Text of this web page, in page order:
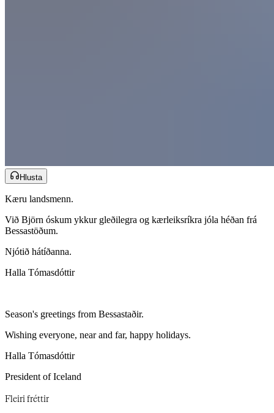
Hlusta
Kæru landsmenn.​​​​‌ ‍ ​‍​‍‌‍ ‌ ​‍‌‍‍‌‌‍‌ ‌‍‍‌‌‍ ‍​‍​‍​ ‍‍​‍​‍‌ ​ ‌‍​‌‌‍ ‍‌‍‍‌‌ ‌​‌ ‍‌​‍ ‍‌‍‍‌‌‍ ​‍​‍​‍ ​​‍​‍‌‍‍​‌ ​‍‌‍‌‌‌‍‌‍​‍​‍​ ‍‍​‍​‍‌‍‍​‌ ‌​‌ ‌​‌ ​​‌ ​ ​‍ ​‍ ‌‍‌‍‌‍ ‌ ​‍‌ ​ ‌‍‌‌‌ ‌​‌‍‍‌​‍ ‌‌‍‍‌‌ ​ ‌‍ ​‌‍​‌‌‍ ‍‌‍‌​‌ ​ ​‍ ‍‌ ‌‍‌‍‌‌‌ ​‍‌‍​ ‌‍‌‌‌‍ ​​‍ ‍‌‍​‌‌ ​​‌ ​​​‍ ‌ ​ ‌ ‌​‌ ‌‌‌‍‌​‌‍‍‌‌‍ ​‍ ‌‍‍‌‌‍ ‍‌ ‌​‌‍‌‌‌‍ ‍‌ ‌​​‍ ‌‍‌‌‌‍‌​‌‍‍‌‌ ‌​​‍ ‌‍ ‌‌‍ ‌‍‌​‌‍‌‌​ ‌‌ ​​‌ ​‍‌‍‌‌‌ ​ ‌‍‌‌‌‍ ‍‌ ‌​‌‍​‌‌ ‌​‌‍‍‌‌‍ ‌‍ ‍​ ‍ ‌‍‍‌‌‍‌​​ ‌‌‍‍​‌ ‌ ‌​ ‍‌ ​​‌​​‌‌‌‍‍‌ ‌ ‌‍‍‍‌‍‍​‌‍‌​‌‌‌‌‌‍‌‍‌‍‍‍‌‍ ‌‌ ‌‍‌​‍‍‌​ ‌‌‌‍‌‌‍‌‌‌​‍ ‌‍‌ ​ ​​​ ‍ ‌ ‌​‌ ‍‌‌ ​​‌‍‌‌​ ‌‌‍ ‍‌‍‌‌‌ ‌ ‌ ​ ​ ‍ ‌ ​​‌‍​‌‌ ‌​‌‍‍​​ ‌‌ ​​‌‍​‌‌‍‌ ‌‍‌‌‌​​‍‌ ‌‌‌‍‍‌‌‍ ​‌‍‌​‌‍‌‌‌ ​‍​‍‌‌​ ‌‌‌​​‍‌‌ ‌‍‍ ‌‍‌‌‌ ‍‌​‍‌‌​ ​ ‌​‌​​‍‌‌​ ​ ‌​‌​​‍‌‌​ ​‍​ ​‍‌ ​‍‌‍‍‌‌‍​ ‌‍‍​‌ ‌​‌‍‌‌‌ ‍​‌ ‌​​‍ ‌‌‍‍​​ ‍​‌‍​‍​ ‌‌​ ‍‌​ ‌​‌‍​‌‌‍‌‌‌‍‌‌​‍‌‌​ ​‍​ ​‍​‍‌‌​ ‌‌‌​‌​​‍ ‍‌‍​ ‌‍ ‌‍ ‍‌ ‌​‌‍‌‌‌‍ ‍‌ ‌​​‍‌‌​ ‌‌‌​​‍‌‌ ‌‍‍ ‌‍‌‌‌ ‍‌​‍‌‌​ ​ ‌​‌​​‍‌‌​ ​ ‌​‌​​‍‌‌​ ​‍​ ​‍‌‍​‌‌‍​‍‌‍​‍‌‍​‍‌‍‌‍‌‍​ ​ ‍‌​ ‌‌‌‍​ ​ ‍‌​ ​​​ ​‍​‍‌‌​ ​‍​ ​‍​‍‌‌​ ‌‌‌​‌​​‍ ‍‌‍​ ‌‍‍​‌‍‍‌‌‍ ​‌‍‌​‌ ​‍‌‍‌‌‌‍ ‍​‍‌‌​ ‌‌‌​​‍‌‌ ‌‍‍ ‌‍‌‌‌ ‍‌​‍‌‌​ ​ ‌​‌​​‍‌‌​ ​ ‌​‌​​‍‌‌​ ​‍​ ​‍​ ‌​​ ‌​​ ‌​​ ​‍‌‍‌‍​ ‍‌‌‍‌‌‌‍​ ​ ​‍​ ​​‌‍​‌​ ‌‍​‍‌‌​ ​‍​ ​‍​‍‌‌​ ‌‌‌​‌​​‍ ‍‌ ‌​‌‍‌‌‌ ‍​‌ ‌​​ ‌‍​‍‌‍​‌‌ ​ ‌‍‌‌‌‌‌‌‌ ​‍‌‍ ​​ ‌‌‍‍​‌ ‌​‌ ‌​‌ ​​‌ ​ ​‍‌‌​ ​‍‌​‌‍​‍‌‌​ ​‍‌​‌‍‌‍‌‍‌‍ ‌ ​‍‌ ​ ‌‍‌‌‌ ‌​‌‍‍‌​‍ ‌‌‍‍‌‌ ​ ‌‍ ​‌‍​‌‌‍ ‍‌‍‌​‌ ​ ​‍ ‍‌ ‌‍‌‍‌‌‌ ​‍‌‍​ ‌‍‌‌‌‍ ​​‍ ‍‌‍​‌‌ ​​‌ ​​​‍‌‌​ ​‍‌​‌‍‌ ​ ‌ ‌​‌ ‌‌‌‍‌​‌‍‍‌‌‍ ​‍‌‍‌‍‍‌‌‍‌​​ ‌‌‍‍​‌ ‌ ‌​ ‍‌ ​​‌​​‌‌‌‍‍‌ ‌ ‌‍‍‍‌‍‍​‌‍‌​‌‌‌‌‌‍‌‍‌‍‍‍‌‍ ‌‌ ‌‍‌​‍‍‌​ ‌‌‌‍‌‌‍‌‌‌​‍ ‌‍‌ ​ ​​​‍‌‍‌ ‌​‌ ‍‌‌ ​​‌‍‌‌​ ‌‌‍ ‍‌‍‌‌‌ ‌ ‌ ​ ​‍‌‍‌ ​​‌‍​‌‌ ‌​‌‍‍​​ ‌‌ ​​‌‍​‌‌‍‌ ‌‍‌‌‌​​‍‌ ‌‌‌‍‍‌‌‍ ​‌‍‌​‌‍‌‌‌ ​‍​‍‌‌​ ‌‌‌​​‍‌‌ ‌‍‍ ‌‍‌‌‌ ‍‌​‍‌‌​ ​ ‌​‌​​‍‌‌​ ​ ‌​‌​​‍‌‌​ ​‍​ ​‍‌ ​‍‌‍‍‌‌‍​ ‌‍‍​‌ ‌​‌‍‌‌‌ ‍​‌ ‌​​‍ ‌‌‍‍​​ ‍​‌‍​‍​ ‌‌​ ‍‌​ ‌​‌‍​‌‌‍‌‌‌‍‌‌​‍‌‌​ ​‍​ ​‍​‍‌‌​ ‌‌‌​‌​​‍ ‍‌‍​ ‌‍ ‌‍ ‍‌ ‌​‌‍‌‌‌‍ ‍‌ ‌​​‍‌‌​ ‌‌‌​​‍‌‌ ‌‍‍ ‌‍‌‌‌ ‍‌​‍‌‌​ ​ ‌​‌​​‍‌‌​ ​ ‌​‌​​‍‌‌​ ​‍​ ​‍‌‍​‌‌‍​‍‌‍​‍‌‍​‍‌‍‌‍‌‍​ ​ ‍‌​ ‌‌‌‍​ ​ ‍‌​ ​​​ ​‍​‍‌‌​ ​‍​ ​‍​‍‌‌​ ‌‌‌​‌​​‍ ‍‌‍​ ‌‍‍​‌‍‍‌‌‍ ​‌‍‌​‌ ​‍‌‍‌‌‌‍ ‍​‍‌‌​ ‌‌‌​​‍‌‌ ‌‍‍ ‌‍‌‌‌ ‍‌​‍‌‌​ ​ ‌​‌​​‍‌‌​ ​ ‌​‌​​‍‌‌​ ​‍​ ​‍​ ‌​​ ‌​​ ‌​​ ​‍‌‍‌‍​ ‍‌‌‍‌‌‌‍​ ​ ​‍​ ​​‌‍​‌​ ‌‍​‍‌‌​ ​‍​ ​‍​‍‌‌​ ‌‌‌​‌​​‍ ‍‌ ‌​‌‍‌‌‌ ‍​‌ ‌​​‍‌‍‌ ​​‌‍‌‌‌ ​‍‌ ​ ‌ ​​‌‍‌‌‌‍​ ‌ ‌​‌‍‍‌‌ ‌‍‌‍‌‌​ ‌‌ ​​‌ ‌‌‌‍​‍‌‍ ​‌‍‍‌‌ ​ ‌‍‍​‌‍‌‌‌‍‌​​‍​‍‌ ‌
Við Björn óskum ykkur gleðilegra og kærleiksríkra jóla héðan frá
Bessastöðum.​​​​‌ ‍ ​‍​‍‌‍ ‌ ​‍‌‍‍‌‌‍‌ ‌‍‍‌‌‍ ‍​‍​‍​ ‍‍​‍​‍‌ ​ ‌‍​‌‌‍ ‍‌‍‍‌‌ ‌​‌ ‍‌​‍ ‍‌‍‍‌‌‍ ​‍​‍​‍ ​​‍​‍‌‍‍​‌ ​‍‌‍‌‌‌‍‌‍​‍​‍​ ‍‍​‍​‍‌‍‍​‌ ‌​‌ ‌​‌ ​​‌ ​ ​‍ ​‍ ‌‍‌‍‌‍ ‌ ​‍‌ ​ ‌‍‌‌‌ ‌​‌‍‍‌​‍ ‌‌‍‍‌‌ ​ ‌‍ ​‌‍​‌‌‍ ‍‌‍‌​‌ ​ ​‍ ‍‌ ‌‍‌‍‌‌‌ ​‍‌‍​ ‌‍‌‌‌‍ ​​‍ ‍‌‍​‌‌ ​​‌ ​​​‍ ‌ ​ ‌ ‌​‌ ‌‌‌‍‌​‌‍‍‌‌‍ ​‍ ‌‍‍‌‌‍ ‍‌ ‌​‌‍‌‌‌‍ ‍‌ ‌​​‍ ‌‍‌‌‌‍‌​‌‍‍‌‌ ‌​​‍ ‌‍ ‌‌‍ ‌‍‌​‌‍‌‌​ ‌‌ ​​‌ ​‍‌‍‌‌‌ ​ ‌‍‌‌‌‍ ‍‌ ‌​‌‍​‌‌ ‌​‌‍‍‌‌‍ ‌‍ ‍​ ‍ ‌‍‍‌‌‍‌​​ ‌‌‍‍​‌ ‌ ‌​ ‍‌ ​​‌​​‌‌‌‍‍‌ ‌ ‌‍‍‍‌‍‍​‌‍‌​‌‌‌‌‌‍‌‍‌‍‍‍‌‍ ‌‌ ‌‍‌​‍‍‌​ ‌‌‌‍‌‌‍‌‌‌​‍ ‌‍‌ ​ ​​​ ‍ ‌ ‌​‌ ‍‌‌ ​​‌‍‌‌​ ‌‌‍ ‍‌‍‌‌‌ ‌ ‌ ​ ​ ‍ ‌ ​​‌‍​‌‌ ‌​‌‍‍​​ ‌‌ ​​‌‍​‌‌‍‌ ‌‍‌‌‌​​‍‌ ‌‌‌‍‍‌‌‍ ​‌‍‌​‌‍‌‌‌ ​‍​‍‌‌​ ‌‌‌​​‍‌‌ ‌‍‍ ‌‍‌‌‌ ‍‌​‍‌‌​ ​ ‌​‌​​‍‌‌​ ​ ‌​‌​​‍‌‌​ ​‍​ ​‍‌ ​‍‌‍‍‌‌‍​ ‌‍‍​‌ ‌​‌‍‌‌‌ ‍​‌ ‌​​‍ ‌‌‍‍​​ ‍​‌‍​‍​ ‌‌​ ‍‌​ ‌​‌‍​‌‌‍‌‌‌‍‌‌​‍‌‌​ ​‍​ ​‍​‍‌‌​ ‌‌‌​‌​​‍ ‍‌‍​ ‌‍ ‌‍ ‍‌ ‌​‌‍‌‌‌‍ ‍‌ ‌​​‍‌‌​ ‌‌‌​​‍‌‌ ‌‍‍ ‌‍‌‌‌ ‍‌​‍‌‌​ ​ ‌​‌​​‍‌‌​ ​ ‌​‌​​‍‌‌​ ​‍​ ​‍‌‍​‌​ ​​​ ‍​​ ‍​​ ‍‌‌‍​‌​ ​‌​ ‌‍‌‍​‍​ ‌​​ ​​​ ‍‌​‍‌‌​ ​‍​ ​‍​‍‌‌​ ‌‌‌​‌​​‍ ‍‌‍​ ‌‍‍​‌‍‍‌‌‍ ​‌‍‌​‌ ​‍‌‍‌‌‌‍ ‍​‍‌‌​ ‌‌‌​​‍‌‌ ‌‍‍ ‌‍‌‌‌ ‍‌​‍‌‌​ ​ ‌​‌​​‍‌‌​ ​ ‌​‌​​‍‌‌​ ​‍​ ​‍‌‍​‍​ ‌ ​ ​‌​ ‍​‌‍​‌​ ‍‌​ ​‍​ ​‌​ ‌‍​ ​​​ ​‌​ ‌​​‍‌‌​ ​‍​ ​‍​‍‌‌​ ‌‌‌​‌​​‍ ‍‌ ‌​‌‍‌‌‌ ‍​‌ ‌​​ ‌‍​‍‌‍​‌‌ ​ ‌‍‌‌‌‌‌‌‌ ​‍‌‍ ​​ ‌‌‍‍​‌ ‌​‌ ‌​‌ ​​‌ ​ ​‍‌‌​ ​‍‌​‌‍​‍‌‌​ ​‍‌​‌‍‌‍‌‍‌‍ ‌ ​‍‌ ​ ‌‍‌‌‌ ‌​‌‍‍‌​‍ ‌‌‍‍‌‌ ​ ‌‍ ​‌‍​‌‌‍ ‍‌‍‌​‌ ​ ​‍ ‍‌ ‌‍‌‍‌‌‌ ​‍‌‍​ ‌‍‌‌‌‍ ​​‍ ‍‌‍​‌‌ ​​‌ ​​​‍‌‌​ ​‍‌​‌‍‌ ​ ‌ ‌​‌ ‌‌‌‍‌​‌‍‍‌‌‍ ​‍‌‍‌‍‍‌‌‍‌​​ ‌‌‍‍​‌ ‌ ‌​ ‍‌ ​​‌​​‌‌‌‍‍‌ ‌ ‌‍‍‍‌‍‍​‌‍‌​‌‌‌‌‌‍‌‍‌‍‍‍‌‍ ‌‌ ‌‍‌​‍‍‌​ ‌‌‌‍‌‌‍‌‌‌​‍ ‌‍‌ ​ ​​​‍‌‍‌ ‌​‌ ‍‌‌ ​​‌‍‌‌​ ‌‌‍ ‍‌‍‌‌‌ ‌ ‌ ​ ​‍‌‍‌ ​​‌‍​‌‌ ‌​‌‍‍​​ ‌‌ ​​‌‍​‌‌‍‌ ‌‍‌‌‌​​‍‌ ‌‌‌‍‍‌‌‍ ​‌‍‌​‌‍‌‌‌ ​‍​‍‌‌​ ‌‌‌​​‍‌‌ ‌‍‍ ‌‍‌‌‌ ‍‌​‍‌‌​ ​ ‌​‌​​‍‌‌​ ​ ‌​‌​​‍‌‌​ ​‍​ ​‍‌ ​‍‌‍‍‌‌‍​ ‌‍‍​‌ ‌​‌‍‌‌‌ ‍​‌ ‌​​‍ ‌‌‍‍​​ ‍​‌‍​‍​ ‌‌​ ‍‌​ ‌​‌‍​‌‌‍‌‌‌‍‌‌​‍‌‌​ ​‍​ ​‍​‍‌‌​ ‌‌‌​‌​​‍ ‍‌‍​ ‌‍ ‌‍ ‍‌ ‌​‌‍‌‌‌‍ ‍‌ ‌​​‍‌‌​ ‌‌‌​​‍‌‌ ‌‍‍ ‌‍‌‌‌ ‍‌​‍‌‌​ ​ ‌​‌​​‍‌‌​ ​ ‌​‌​​‍‌‌​ ​‍​ ​‍‌‍​‌​ ​​​ ‍​​ ‍​​ ‍‌‌‍​‌​ ​‌​ ‌‍‌‍​‍​ ‌​​ ​​​ ‍‌​‍‌‌​ ​‍​ ​‍​‍‌‌​ ‌‌‌​‌​​‍ ‍‌‍​ ‌‍‍​‌‍‍‌‌‍ ​‌‍‌​‌ ​‍‌‍‌‌‌‍ ‍​‍‌‌​ ‌‌‌​​‍‌‌ ‌‍‍ ‌‍‌‌‌ ‍‌​‍‌‌​ ​ ‌​‌​​‍‌‌​ ​ ‌​‌​​‍‌‌​ ​‍​ ​‍‌‍​‍​ ‌ ​ ​‌​ ‍​‌‍​‌​ ‍‌​ ​‍​ ​‌​ ‌‍​ ​​​ ​‌​ ‌​​‍‌‌​ ​‍​ ​‍​‍‌‌​ ‌‌‌​‌​​‍ ‍‌ ‌​‌‍‌‌‌ ‍​‌ ‌​​‍‌‍‌ ​​‌‍‌‌‌ ​‍‌ ​ ‌ ​​‌‍‌‌‌‍​ ‌ ‌​‌‍‍‌‌ ‌‍‌‍‌‌​ ‌‌ ​​‌ ‌‌‌‍​‍‌‍ ​‌‍‍‌‌ ​ ‌‍‍​‌‍‌‌‌‍‌​​‍​‍‌ ‌
Njótið hátíðanna.​​​​‌ ‍ ​‍​‍‌‍ ‌ ​‍‌‍‍‌‌‍‌ ‌‍‍‌‌‍ ‍​‍​‍​ ‍‍​‍​‍‌ ​ ‌‍​‌‌‍ ‍‌‍‍‌‌ ‌​‌ ‍‌​‍ ‍‌‍‍‌‌‍ ​‍​‍​‍ ​​‍​‍‌‍‍​‌ ​‍‌‍‌‌‌‍‌‍​‍​‍​ ‍‍​‍​‍‌‍‍​‌ ‌​‌ ‌​‌ ​​‌ ​ ​‍ ​‍ ‌‍‌‍‌‍ ‌ ​‍‌ ​ ‌‍‌‌‌ ‌​‌‍‍‌​‍ ‌‌‍‍‌‌ ​ ‌‍ ​‌‍​‌‌‍ ‍‌‍‌​‌ ​ ​‍ ‍‌ ‌‍‌‍‌‌‌ ​‍‌‍​ ‌‍‌‌‌‍ ​​‍ ‍‌‍​‌‌ ​​‌ ​​​‍ ‌ ​ ‌ ‌​‌ ‌‌‌‍‌​‌‍‍‌‌‍ ​‍ ‌‍‍‌‌‍ ‍‌ ‌​‌‍‌‌‌‍ ‍‌ ‌​​‍ ‌‍‌‌‌‍‌​‌‍‍‌‌ ‌​​‍ ‌‍ ‌‌‍ ‌‍‌​‌‍‌‌​ ‌‌ ​​‌ ​‍‌‍‌‌‌ ​ ‌‍‌‌‌‍ ‍‌ ‌​‌‍​‌‌ ‌​‌‍‍‌‌‍ ‌‍ ‍​ ‍ ‌‍‍‌‌‍‌​​ ‌‌‍‍​‌ ‌ ‌​ ‍‌ ​​‌​​‌‌‌‍‍‌ ‌ ‌‍‍‍‌‍‍​‌‍‌​‌‌‌‌‌‍‌‍‌‍‍‍‌‍ ‌‌ ‌‍‌​‍‍‌​ ‌‌‌‍‌‌‍‌‌‌​‍ ‌‍‌ ​ ​​​ ‍ ‌ ‌​‌ ‍‌‌ ​​‌‍‌‌​ ‌‌‍ ‍‌‍‌‌‌ ‌ ‌ ​ ​ ‍ ‌ ​​‌‍​‌‌ ‌​‌‍‍​​ ‌‌ ​​‌‍​‌‌‍‌ ‌‍‌‌‌​​‍‌ ‌‌‌‍‍‌‌‍ ​‌‍‌​‌‍‌‌‌ ​‍​‍‌‌​ ‌‌‌​​‍‌‌ ‌‍‍ ‌‍‌‌‌ ‍‌​‍‌‌​ ​ ‌​‌​​‍‌‌​ ​ ‌​‌​​‍‌‌​ ​‍​ ​‍‌ ​‍‌‍‍‌‌‍​ ‌‍‍​‌ ‌​‌‍‌‌‌ ‍​‌ ‌​​‍ ‌‌‍‍​​ ‍​‌‍​‍​ ‌‌​ ‍‌​ ‌​‌‍​‌‌‍‌‌‌‍‌‌​‍‌‌​ ​‍​ ​‍​‍‌‌​ ‌‌‌​‌​​‍ ‍‌‍​ ‌‍ ‌‍ ‍‌ ‌​‌‍‌‌‌‍ ‍‌ ‌​​‍‌‌​ ‌‌‌​​‍‌‌ ‌‍‍ ‌‍‌‌‌ ‍‌​‍‌‌​ ​ ‌​‌​​‍‌‌​ ​ ‌​‌​​‍‌‌​ ​‍​ ​‍‌‍​ ​ ​‌​ ​‌‌‍​‌​ ‍‌‌‍‌‍‌‍‌​​ ​ ​ ​‌‌‍​ ​ ‌‌​ ‍​​‍‌‌​ ​‍​ ​‍​‍‌‌​ ‌‌‌​‌​​‍ ‍‌‍​ ‌‍‍​‌‍‍‌‌‍ ​‌‍‌​‌ ​‍‌‍‌‌‌‍ ‍​‍‌‌​ ‌‌‌​​‍‌‌ ‌‍‍ ‌‍‌‌‌ ‍‌​‍‌‌​ ​ ‌​‌​​‍‌‌​ ​ ‌​‌​​‍‌‌​ ​‍​ ​‍​ ​‍‌‍‌‍​ ‍‌‌‍‌‌​ ‍‌​ ‌‍​ ‍‌​ ‌ ‌‍​‍​ ‌‌​ ‌‍‌‍‌‌​‍‌‌​ ​‍​ ​‍​‍‌‌​ ‌‌‌​‌​​‍ ‍‌ ‌​‌‍‌‌‌ ‍​‌ ‌​​ ‌‍​‍‌‍​‌‌ ​ ‌‍‌‌‌‌‌‌‌ ​‍‌‍ ​​ ‌‌‍‍​‌ ‌​‌ ‌​‌ ​​‌ ​ ​‍‌‌​ ​‍‌​‌‍​‍‌‌​ ​‍‌​‌‍‌‍‌‍‌‍ ‌ ​‍‌ ​ ‌‍‌‌‌ ‌​‌‍‍‌​‍ ‌‌‍‍‌‌ ​ ‌‍ ​‌‍​‌‌‍ ‍‌‍‌​‌ ​ ​‍ ‍‌ ‌‍‌‍‌‌‌ ​‍‌‍​ ‌‍‌‌‌‍ ​​‍ ‍‌‍​‌‌ ​​‌ ​​​‍‌‌​ ​‍‌​‌‍‌ ​ ‌ ‌​‌ ‌‌‌‍‌​‌‍‍‌‌‍ ​‍‌‍‌‍‍‌‌‍‌​​ ‌‌‍‍​‌ ‌ ‌​ ‍‌ ​​‌​​‌‌‌‍‍‌ ‌ ‌‍‍‍‌‍‍​‌‍‌​‌‌‌‌‌‍‌‍‌‍‍‍‌‍ ‌‌ ‌‍‌​‍‍‌​ ‌‌‌‍‌‌‍‌‌‌​‍ ‌‍‌ ​ ​​​‍‌‍‌ ‌​‌ ‍‌‌ ​​‌‍‌‌​ ‌‌‍ ‍‌‍‌‌‌ ‌ ‌ ​ ​‍‌‍‌ ​​‌‍​‌‌ ‌​‌‍‍​​ ‌‌ ​​‌‍​‌‌‍‌ ‌‍‌‌‌​​‍‌ ‌‌‌‍‍‌‌‍ ​‌‍‌​‌‍‌‌‌ ​‍​‍‌‌​ ‌‌‌​​‍‌‌ ‌‍‍ ‌‍‌‌‌ ‍‌​‍‌‌​ ​ ‌​‌​​‍‌‌​ ​ ‌​‌​​‍‌‌​ ​‍​ ​‍‌ ​‍‌‍‍‌‌‍​ ‌‍‍​‌ ‌​‌‍‌‌‌ ‍​‌ ‌​​‍ ‌‌‍‍​​ ‍​‌‍​‍​ ‌‌​ ‍‌​ ‌​‌‍​‌‌‍‌‌‌‍‌‌​‍‌‌​ ​‍​ ​‍​‍‌‌​ ‌‌‌​‌​​‍ ‍‌‍​ ‌‍ ‌‍ ‍‌ ‌​‌‍‌‌‌‍ ‍‌ ‌​​‍‌‌​ ‌‌‌​​‍‌‌ ‌‍‍ ‌‍‌‌‌ ‍‌​‍‌‌​ ​ ‌​‌​​‍‌‌​ ​ ‌​‌​​‍‌‌​ ​‍​ ​‍‌‍​ ​ ​‌​ ​‌‌‍​‌​ ‍‌‌‍‌‍‌‍‌​​ ​ ​ ​‌‌‍​ ​ ‌‌​ ‍​​‍‌‌​ ​‍​ ​‍​‍‌‌​ ‌‌‌​‌​​‍ ‍‌‍​ ‌‍‍​‌‍‍‌‌‍ ​‌‍‌​‌ ​‍‌‍‌‌‌‍ ‍​‍‌‌​ ‌‌‌​​‍‌‌ ‌‍‍ ‌‍‌‌‌ ‍‌​‍‌‌​ ​ ‌​‌​​‍‌‌​ ​ ‌​‌​​‍‌‌​ ​‍​ ​‍​ ​‍‌‍‌‍​ ‍‌‌‍‌‌​ ‍‌​ ‌‍​ ‍‌​ ‌ ‌‍​‍​ ‌‌​ ‌‍‌‍‌‌​‍‌‌​ ​‍​ ​‍​‍‌‌​ ‌‌‌​‌​​‍ ‍‌ ‌​‌‍‌‌‌ ‍​‌ ‌​​‍‌‍‌ ​​‌‍‌‌‌ ​‍‌ ​ ‌ ​​‌‍‌‌‌‍​ ‌ ‌​‌‍‍‌‌ ‌‍‌‍‌‌​ ‌‌ ​​‌ ‌‌‌‍​‍‌‍ ​‌‍‍‌‌ ​ ‌‍‍​‌‍‌‌‌‍‌​​‍​‍‌ ‌
Halla Tómasdóttir​​​​‌ ‍ ​‍​‍‌‍ ‌ ​‍‌‍‍‌‌‍‌ ‌‍‍‌‌‍ ‍​‍​‍​ ‍‍​‍​‍‌ ​ ‌‍​‌‌‍ ‍‌‍‍‌‌ ‌​‌ ‍‌​‍ ‍‌‍‍‌‌‍ ​‍​‍​‍ ​​‍​‍‌‍‍​‌ ​‍‌‍‌‌‌‍‌‍​‍​‍​ ‍‍​‍​‍‌‍‍​‌ ‌​‌ ‌​‌ ​​‌ ​ ​‍ ​‍ ‌‍‌‍‌‍ ‌ ​‍‌ ​ ‌‍‌‌‌ ‌​‌‍‍‌​‍ ‌‌‍‍‌‌ ​ ‌‍ ​‌‍​‌‌‍ ‍‌‍‌​‌ ​ ​‍ ‍‌ ‌‍‌‍‌‌‌ ​‍‌‍​ ‌‍‌‌‌‍ ​​‍ ‍‌‍​‌‌ ​​‌ ​​​‍ ‌ ​ ‌ ‌​‌ ‌‌‌‍‌​‌‍‍‌‌‍ ​‍ ‌‍‍‌‌‍ ‍‌ ‌​‌‍‌‌‌‍ ‍‌ ‌​​‍ ‌‍‌‌‌‍‌​‌‍‍‌‌ ‌​​‍ ‌‍ ‌‌‍ ‌‍‌​‌‍‌‌​ ‌‌ ​​‌ ​‍‌‍‌‌‌ ​ ‌‍‌‌‌‍ ‍‌ ‌​‌‍​‌‌ ‌​‌‍‍‌‌‍ ‌‍ ‍​ ‍ ‌‍‍‌‌‍‌​​ ‌‌‍‍​‌ ‌ ‌​ ‍‌ ​​‌​​‌‌‌‍‍‌ ‌ ‌‍‍‍‌‍‍​‌‍‌​‌‌‌‌‌‍‌‍‌‍‍‍‌‍ ‌‌ ‌‍‌​‍‍‌​ ‌‌‌‍‌‌‍‌‌‌​‍ ‌‍‌ ​ ​​​ ‍ ‌ ‌​‌ ‍‌‌ ​​‌‍‌‌​ ‌‌‍ ‍‌‍‌‌‌ ‌ ‌ ​ ​ ‍ ‌ ​​‌‍​‌‌ ‌​‌‍‍​​ ‌‌ ​​‌‍​‌‌‍‌ ‌‍‌‌‌​​‍‌ ‌‌‌‍‍‌‌‍ ​‌‍‌​‌‍‌‌‌ ​‍​‍‌‌​ ‌‌‌​​‍‌‌ ‌‍‍ ‌‍‌‌‌ ‍‌​‍‌‌​ ​ ‌​‌​​‍‌‌​ ​ ‌​‌​​‍‌‌​ ​‍​ ​‍‌ ​‍‌‍‍‌‌‍​ ‌‍‍​‌ ‌​‌‍‌‌‌ ‍​‌ ‌​​‍ ‌‌‍‍​​ ‍​‌‍​‍​ ‌‌​ ‍‌​ ‌​‌‍​‌‌‍‌‌‌‍‌‌​‍‌‌​ ​‍​ ​‍​‍‌‌​ ‌‌‌​‌​​‍ ‍‌‍​ ‌‍ ‌‍ ‍‌ ‌​‌‍‌‌‌‍ ‍‌ ‌​​‍‌‌​ ‌‌‌​​‍‌‌ ‌‍‍ ‌‍‌‌‌ ‍‌​‍‌‌​ ​ ‌​‌​​‍‌‌​ ​ ‌​‌​​‍‌‌​ ​‍​ ​‍​ ‌​‌‍‌‍​ ‌ ‌‍‌‍​ ​‍​ ​‍​ ​‌‌‍‌‌​ ​‌​ ​​​ ‌‌​ ​‌​‍‌‌​ ​‍​ ​‍​‍‌‌​ ‌‌‌​‌​​‍ ‍‌‍​ ‌‍‍​‌‍‍‌‌‍ ​‌‍‌​‌ ​‍‌‍‌‌‌‍ ‍​‍‌‌​ ‌‌‌​​‍‌‌ ‌‍‍ ‌‍‌‌‌ ‍‌​‍‌‌​ ​ ‌​‌​​‍‌‌​ ​ ‌​‌​​‍‌‌​ ​‍​ ​‍‌‍‌‍​ ‍‌‌‍‌‍​ ‌‌‌‍‌‍‌‍​‍‌‍​‌​ ​ ​ ‌ ‌‍‌‌​ ‌‍‌‍‌​​‍‌‌​ ​‍​ ​‍​‍‌‌​ ‌‌‌​‌​​‍ ‍‌ ‌​‌‍‌‌‌ ‍​‌ ‌​​ ‌‍​‍‌‍​‌‌ ​ ‌‍‌‌‌‌‌‌‌ ​‍‌‍ ​​ ‌‌‍‍​‌ ‌​‌ ‌​‌ ​​‌ ​ ​‍‌‌​ ​‍‌​‌‍​‍‌‌​ ​‍‌​‌‍‌‍‌‍‌‍ ‌ ​‍‌ ​ ‌‍‌‌‌ ‌​‌‍‍‌​‍ ‌‌‍‍‌‌ ​ ‌‍ ​‌‍​‌‌‍ ‍‌‍‌​‌ ​ ​‍ ‍‌ ‌‍‌‍‌‌‌ ​‍‌‍​ ‌‍‌‌‌‍ ​​‍ ‍‌‍​‌‌ ​​‌ ​​​‍‌‌​ ​‍‌​‌‍‌ ​ ‌ ‌​‌ ‌‌‌‍‌​‌‍‍‌‌‍ ​‍‌‍‌‍‍‌‌‍‌​​ ‌‌‍‍​‌ ‌ ‌​ ‍‌ ​​‌​​‌‌‌‍‍‌ ‌ ‌‍‍‍‌‍‍​‌‍‌​‌‌‌‌‌‍‌‍‌‍‍‍‌‍ ‌‌ ‌‍‌​‍‍‌​ ‌‌‌‍‌‌‍‌‌‌​‍ ‌‍‌ ​ ​​​‍‌‍‌ ‌​‌ ‍‌‌ ​​‌‍‌‌​ ‌‌‍ ‍‌‍‌‌‌ ‌ ‌ ​ ​‍‌‍‌ ​​‌‍​‌‌ ‌​‌‍‍​​ ‌‌ ​​‌‍​‌‌‍‌ ‌‍‌‌‌​​‍‌ ‌‌‌‍‍‌‌‍ ​‌‍‌​‌‍‌‌‌ ​‍​‍‌‌​ ‌‌‌​​‍‌‌ ‌‍‍ ‌‍‌‌‌ ‍‌​‍‌‌​ ​ ‌​‌​​‍‌‌​ ​ ‌​‌​​‍‌‌​ ​‍​ ​‍‌ ​‍‌‍‍‌‌‍​ ‌‍‍​‌ ‌​‌‍‌‌‌ ‍​‌ ‌​​‍ ‌‌‍‍​​ ‍​‌‍​‍​ ‌‌​ ‍‌​ ‌​‌‍​‌‌‍‌‌‌‍‌‌​‍‌‌​ ​‍​ ​‍​‍‌‌​ ‌‌‌​‌​​‍ ‍‌‍​ ‌‍ ‌‍ ‍‌ ‌​‌‍‌‌‌‍ ‍‌ ‌​​‍‌‌​ ‌‌‌​​‍‌‌ ‌‍‍ ‌‍‌‌‌ ‍‌​‍‌‌​ ​ ‌​‌​​‍‌‌​ ​ ‌​‌​​‍‌‌​ ​‍​ ​‍​ ‌​‌‍‌‍​ ‌ ‌‍‌‍​ ​‍​ ​‍​ ​‌‌‍‌‌​ ​‌​ ​​​ ‌‌​ ​‌​‍‌‌​ ​‍​ ​‍​‍‌‌​ ‌‌‌​‌​​‍ ‍‌‍​ ‌‍‍​‌‍‍‌‌‍ ​‌‍‌​‌ ​‍‌‍‌‌‌‍ ‍​‍‌‌​ ‌‌‌​​‍‌‌ ‌‍‍ ‌‍‌‌‌ ‍‌​‍‌‌​ ​ ‌​‌​​‍‌‌​ ​ ‌​‌​​‍‌‌​ ​‍​ ​‍‌‍‌‍​ ‍‌‌‍‌‍​ ‌‌‌‍‌‍‌‍​‍‌‍​‌​ ​ ​ ‌ ‌‍‌‌​ ‌‍‌‍‌​​‍‌‌​ ​‍​ ​‍​‍‌‌​ ‌‌‌​‌​​‍ ‍‌ ‌​‌‍‌‌‌ ‍​‌ ‌​​‍‌‍‌ ​​‌‍‌‌‌ ​‍‌ ​ ‌ ​​‌‍‌‌‌‍​ ‌ ‌​‌‍‍‌‌ ‌‍‌‍‌‌​ ‌‌ ​​‌ ‌‌‌‍​‍‌‍ ​‌‍‍‌‌ ​ ‌‍‍​‌‍‌‌‌‍‌​​‍​‍‌ ‌
Season's greetings from Bessastaðir.​​​​‌ ‍ ​‍​‍‌‍ ‌ ​‍‌‍‍‌‌‍‌ ‌‍‍‌‌‍ ‍​‍​‍​ ‍‍​‍​‍‌ ​ ‌‍​‌‌‍ ‍‌‍‍‌‌ ‌​‌ ‍‌​‍ ‍‌‍‍‌‌‍ ​‍​‍​‍ ​​‍​‍‌‍‍​‌ ​‍‌‍‌‌‌‍‌‍​‍​‍​ ‍‍​‍​‍‌‍‍​‌ ‌​‌ ‌​‌ ​​‌ ​ ​‍ ​‍ ‌‍‌‍‌‍ ‌ ​‍‌ ​ ‌‍‌‌‌ ‌​‌‍‍‌​‍ ‌‌‍‍‌‌ ​ ‌‍ ​‌‍​‌‌‍ ‍‌‍‌​‌ ​ ​‍ ‍‌ ‌‍‌‍‌‌‌ ​‍‌‍​ ‌‍‌‌‌‍ ​​‍ ‍‌‍​‌‌ ​​‌ ​​​‍ ‌ ​ ‌ ‌​‌ ‌‌‌‍‌​‌‍‍‌‌‍ ​‍ ‌‍‍‌‌‍ ‍‌ ‌​‌‍‌‌‌‍ ‍‌ ‌​​‍ ‌‍‌‌‌‍‌​‌‍‍‌‌ ‌​​‍ ‌‍ ‌‌‍ ‌‍‌​‌‍‌‌​ ‌‌ ​​‌ ​‍‌‍‌‌‌ ​ ‌‍‌‌‌‍ ‍‌ ‌​‌‍​‌‌ ‌​‌‍‍‌‌‍ ‌‍ ‍​ ‍ ‌‍‍‌‌‍‌​​ ‌‌‍‍​‌ ‌ ‌​ ‍‌ ​​‌​​‌‌‌‍‍‌ ‌ ‌‍‍‍‌‍‍​‌‍‌​‌‌‌‌‌‍‌‍‌‍‍‍‌‍ ‌‌ ‌‍‌​‍‍‌​ ‌‌‌‍‌‌‍‌‌‌​‍ ‌‍‌ ​ ​​​ ‍ ‌ ‌​‌ ‍‌‌ ​​‌‍‌‌​ ‌‌‍ ‍‌‍‌‌‌ ‌ ‌ ​ ​ ‍ ‌ ​​‌‍​‌‌ ‌​‌‍‍​​ ‌‌ ​​‌‍​‌‌‍‌ ‌‍‌‌‌​​‍‌ ‌‌‌‍‍‌‌‍ ​‌‍‌​‌‍‌‌‌ ​‍​‍‌‌​ ‌‌‌​​‍‌‌ ‌‍‍ ‌‍‌‌‌ ‍‌​‍‌‌​ ​ ‌​‌​​‍‌‌​ ​ ‌​‌​​‍‌‌​ ​‍​ ​‍‌ ​‍‌‍‍‌‌‍​ ‌‍‍​‌ ‌​‌‍‌‌‌ ‍​‌ ‌​​‍ ‌‌‍‍​​ ‍​‌‍​‍​ ‌‌​ ‍‌​ ‌​‌‍​‌‌‍‌‌‌‍‌‌​‍‌‌​ ​‍​ ​‍​‍‌‌​ ‌‌‌​‌​​‍ ‍‌‍​ ‌‍ ‌‍ ‍‌ ‌​‌‍‌‌‌‍ ‍‌ ‌​​‍‌‌​ ‌‌‌​​‍‌‌ ‌‍‍ ‌‍‌‌‌ ‍‌​‍‌‌​ ​ ‌​‌​​‍‌‌​ ​ ‌​‌​​‍‌‌​ ​‍​ ​‍​ ​‍​ ​‍​ ​‌‌‍​‍​ ​ ‌‍​‍​ ‍‌‌‍‌‍​ ‌​​ ​‍​ ‍‌‌‍‌​​‍‌‌​ ​‍​ ​‍​‍‌‌​ ‌‌‌​‌​​‍ ‍‌‍​ ‌‍‍​‌‍‍‌‌‍ ​‌‍‌​‌ ​‍‌‍‌‌‌‍ ‍​‍‌‌​ ‌‌‌​​‍‌‌ ‌‍‍ ‌‍‌‌‌ ‍‌​‍‌‌​ ​ ‌​‌​​‍‌‌​ ​ ‌​‌​​‍‌‌​ ​‍​ ​‍‌‍​ ‌‍​ ‌‍‌‌​ ‌‌​ ‌​​ ​​‌‍‌‍​ ​ ​ ​​‌‍​‍​ ‌‌​ ‌ ​‍‌‌​ ​‍​ ​‍​‍‌‌​ ‌‌‌​‌​​‍ ‍‌ ‌​‌‍‌‌‌ ‍​‌ ‌​​ ‌‍​‍‌‍​‌‌ ​ ‌‍‌‌‌‌‌‌‌ ​‍‌‍ ​​ ‌‌‍‍​‌ ‌​‌ ‌​‌ ​​‌ ​ ​‍‌‌​ ​‍‌​‌‍​‍‌‌​ ​‍‌​‌‍‌‍‌‍‌‍ ‌ ​‍‌ ​ ‌‍‌‌‌ ‌​‌‍‍‌​‍ ‌‌‍‍‌‌ ​ ‌‍ ​‌‍​‌‌‍ ‍‌‍‌​‌ ​ ​‍ ‍‌ ‌‍‌‍‌‌‌ ​‍‌‍​ ‌‍‌‌‌‍ ​​‍ ‍‌‍​‌‌ ​​‌ ​​​‍‌‌​ ​‍‌​‌‍‌ ​ ‌ ‌​‌ ‌‌‌‍‌​‌‍‍‌‌‍ ​‍‌‍‌‍‍‌‌‍‌​​ ‌‌‍‍​‌ ‌ ‌​ ‍‌ ​​‌​​‌‌‌‍‍‌ ‌ ‌‍‍‍‌‍‍​‌‍‌​‌‌‌‌‌‍‌‍‌‍‍‍‌‍ ‌‌ ‌‍‌​‍‍‌​ ‌‌‌‍‌‌‍‌‌‌​‍ ‌‍‌ ​ ​​​‍‌‍‌ ‌​‌ ‍‌‌ ​​‌‍‌‌​ ‌‌‍ ‍‌‍‌‌‌ ‌ ‌ ​ ​‍‌‍‌ ​​‌‍​‌‌ ‌​‌‍‍​​ ‌‌ ​​‌‍​‌‌‍‌ ‌‍‌‌‌​​‍‌ ‌‌‌‍‍‌‌‍ ​‌‍‌​‌‍‌‌‌ ​‍​‍‌‌​ ‌‌‌​​‍‌‌ ‌‍‍ ‌‍‌‌‌ ‍‌​‍‌‌​ ​ ‌​‌​​‍‌‌​ ​ ‌​‌​​‍‌‌​ ​‍​ ​‍‌ ​‍‌‍‍‌‌‍​ ‌‍‍​‌ ‌​‌‍‌‌‌ ‍​‌ ‌​​‍ ‌‌‍‍​​ ‍​‌‍​‍​ ‌‌​ ‍‌​ ‌​‌‍​‌‌‍‌‌‌‍‌‌​‍‌‌​ ​‍​ ​‍​‍‌‌​ ‌‌‌​‌​​‍ ‍‌‍​ ‌‍ ‌‍ ‍‌ ‌​‌‍‌‌‌‍ ‍‌ ‌​​‍‌‌​ ‌‌‌​​‍‌‌ ‌‍‍ ‌‍‌‌‌ ‍‌​‍‌‌​ ​ ‌​‌​​‍‌‌​ ​ ‌​‌​​‍‌‌​ ​‍​ ​‍​ ​‍​ ​‍​ ​‌‌‍​‍​ ​ ‌‍​‍​ ‍‌‌‍‌‍​ ‌​​ ​‍​ ‍‌‌‍‌​​‍‌‌​ ​‍​ ​‍​‍‌‌​ ‌‌‌​‌​​‍ ‍‌‍​ ‌‍‍​‌‍‍‌‌‍ ​‌‍‌​‌ ​‍‌‍‌‌‌‍ ‍​‍‌‌​ ‌‌‌​​‍‌‌ ‌‍‍ ‌‍‌‌‌ ‍‌​‍‌‌​ ​ ‌​‌​​‍‌‌​ ​ ‌​‌​​‍‌‌​ ​‍​ ​‍‌‍​ ‌‍​ ‌‍‌‌​ ‌‌​ ‌​​ ​​‌‍‌‍​ ​ ​ ​​‌‍​‍​ ‌‌​ ‌ ​‍‌‌​ ​‍​ ​‍​‍‌‌​ ‌‌‌​‌​​‍ ‍‌ ‌​‌‍‌‌‌ ‍​‌ ‌​​‍‌‍‌ ​​‌‍‌‌‌ ​‍‌ ​ ‌ ​​‌‍‌‌‌‍​ ‌ ‌​‌‍‍‌‌ ‌‍‌‍‌‌​ ‌‌ ​​‌ ‌‌‌‍​‍‌‍ ​‌‍‍‌‌ ​ ‌‍‍​‌‍‌‌‌‍‌​​‍​‍‌ ‌
Wishing everyone, near and far, happy holidays.​​​​‌ ‍ ​‍​‍‌‍ ‌ ​‍‌‍‍‌‌‍‌ ‌‍‍‌‌‍ ‍​‍​‍​ ‍‍​‍​‍‌ ​ ‌‍​‌‌‍ ‍‌‍‍‌‌ ‌​‌ ‍‌​‍ ‍‌‍‍‌‌‍ ​‍​‍​‍ ​​‍​‍‌‍‍​‌ ​‍‌‍‌‌‌‍‌‍​‍​‍​ ‍‍​‍​‍‌‍‍​‌ ‌​‌ ‌​‌ ​​‌ ​ ​‍ ​‍ ‌‍‌‍‌‍ ‌ ​‍‌ ​ ‌‍‌‌‌ ‌​‌‍‍‌​‍ ‌‌‍‍‌‌ ​ ‌‍ ​‌‍​‌‌‍ ‍‌‍‌​‌ ​ ​‍ ‍‌ ‌‍‌‍‌‌‌ ​‍‌‍​ ‌‍‌‌‌‍ ​​‍ ‍‌‍​‌‌ ​​‌ ​​​‍ ‌ ​ ‌ ‌​‌ ‌‌‌‍‌​‌‍‍‌‌‍ ​‍ ‌‍‍‌‌‍ ‍‌ ‌​‌‍‌‌‌‍ ‍‌ ‌​​‍ ‌‍‌‌‌‍‌​‌‍‍‌‌ ‌​​‍ ‌‍ ‌‌‍ ‌‍‌​‌‍‌‌​ ‌‌ ​​‌ ​‍‌‍‌‌‌ ​ ‌‍‌‌‌‍ ‍‌ ‌​‌‍​‌‌ ‌​‌‍‍‌‌‍ ‌‍ ‍​ ‍ ‌‍‍‌‌‍‌​​ ‌‌‍‍​‌ ‌ ‌​ ‍‌ ​​‌​​‌‌‌‍‍‌ ‌ ‌‍‍‍‌‍‍​‌‍‌​‌‌‌‌‌‍‌‍‌‍‍‍‌‍ ‌‌ ‌‍‌​‍‍‌​ ‌‌‌‍‌‌‍‌‌‌​‍ ‌‍‌ ​ ​​​ ‍ ‌ ‌​‌ ‍‌‌ ​​‌‍‌‌​ ‌‌‍ ‍‌‍‌‌‌ ‌ ‌ ​ ​ ‍ ‌ ​​‌‍​‌‌ ‌​‌‍‍​​ ‌‌ ​​‌‍​‌‌‍‌ ‌‍‌‌‌​​‍‌ ‌‌‌‍‍‌‌‍ ​‌‍‌​‌‍‌‌‌ ​‍​‍‌‌​ ‌‌‌​​‍‌‌ ‌‍‍ ‌‍‌‌‌ ‍‌​‍‌‌​ ​ ‌​‌​​‍‌‌​ ​ ‌​‌​​‍‌‌​ ​‍​ ​‍‌ ​‍‌‍‍‌‌‍​ ‌‍‍​‌ ‌​‌‍‌‌‌ ‍​‌ ‌​​‍ ‌‌‍‍​​ ‍​‌‍​‍​ ‌‌​ ‍‌​ ‌​‌‍​‌‌‍‌‌‌‍‌‌​‍‌‌​ ​‍​ ​‍​‍‌‌​ ‌‌‌​‌​​‍ ‍‌‍​ ‌‍ ‌‍ ‍‌ ‌​‌‍‌‌‌‍ ‍‌ ‌​​‍‌‌​ ‌‌‌​​‍‌‌ ‌‍‍ ‌‍‌‌‌ ‍‌​‍‌‌​ ​ ‌​‌​​‍‌‌​ ​ ‌​‌​​‍‌‌​ ​‍​ ​‍​ ​​‌‍‌‍​ ‍‌​ ​​‌‍‌​​ ‌‌​ ‍‌‌‍‌​​ ​‍‌‍‌‍​ ‍​​ ‍‌​‍‌‌​ ​‍​ ​‍​‍‌‌​ ‌‌‌​‌​​‍ ‍‌‍​ ‌‍‍​‌‍‍‌‌‍ ​‌‍‌​‌ ​‍‌‍‌‌‌‍ ‍​‍‌‌​ ‌‌‌​​‍‌‌ ‌‍‍ ‌‍‌‌‌ ‍‌​‍‌‌​ ​ ‌​‌​​‍‌‌​ ​ ‌​‌​​‍‌‌​ ​‍​ ​‍‌‍​‍​ ‍​​ ​‍​ ​ ​ ​‌‌‍​ ​ ‌ ‌‍​ ​ ‌‌‌‍​ ​ ‌‌​ ‌‌​‍‌‌​ ​‍​ ​‍​‍‌‌​ ‌‌‌​‌​​‍ ‍‌ ‌​‌‍‌‌‌ ‍​‌ ‌​​ ‌‍​‍‌‍​‌‌ ​ ‌‍‌‌‌‌‌‌‌ ​‍‌‍ ​​ ‌‌‍‍​‌ ‌​‌ ‌​‌ ​​‌ ​ ​‍‌‌​ ​‍‌​‌‍​‍‌‌​ ​‍‌​‌‍‌‍‌‍‌‍ ‌ ​‍‌ ​ ‌‍‌‌‌ ‌​‌‍‍‌​‍ ‌‌‍‍‌‌ ​ ‌‍ ​‌‍​‌‌‍ ‍‌‍‌​‌ ​ ​‍ ‍‌ ‌‍‌‍‌‌‌ ​‍‌‍​ ‌‍‌‌‌‍ ​​‍ ‍‌‍​‌‌ ​​‌ ​​​‍‌‌​ ​‍‌​‌‍‌ ​ ‌ ‌​‌ ‌‌‌‍‌​‌‍‍‌‌‍ ​‍‌‍‌‍‍‌‌‍‌​​ ‌‌‍‍​‌ ‌ ‌​ ‍‌ ​​‌​​‌‌‌‍‍‌ ‌ ‌‍‍‍‌‍‍​‌‍‌​‌‌‌‌‌‍‌‍‌‍‍‍‌‍ ‌‌ ‌‍‌​‍‍‌​ ‌‌‌‍‌‌‍‌‌‌​‍ ‌‍‌ ​ ​​​‍‌‍‌ ‌​‌ ‍‌‌ ​​‌‍‌‌​ ‌‌‍ ‍‌‍‌‌‌ ‌ ‌ ​ ​‍‌‍‌ ​​‌‍​‌‌ ‌​‌‍‍​​ ‌‌ ​​‌‍​‌‌‍‌ ‌‍‌‌‌​​‍‌ ‌‌‌‍‍‌‌‍ ​‌‍‌​‌‍‌‌‌ ​‍​‍‌‌​ ‌‌‌​​‍‌‌ ‌‍‍ ‌‍‌‌‌ ‍‌​‍‌‌​ ​ ‌​‌​​‍‌‌​ ​ ‌​‌​​‍‌‌​ ​‍​ ​‍‌ ​‍‌‍‍‌‌‍​ ‌‍‍​‌ ‌​‌‍‌‌‌ ‍​‌ ‌​​‍ ‌‌‍‍​​ ‍​‌‍​‍​ ‌‌​ ‍‌​ ‌​‌‍​‌‌‍‌‌‌‍‌‌​‍‌‌​ ​‍​ ​‍​‍‌‌​ ‌‌‌​‌​​‍ ‍‌‍​ ‌‍ ‌‍ ‍‌ ‌​‌‍‌‌‌‍ ‍‌ ‌​​‍‌‌​ ‌‌‌​​‍‌‌ ‌‍‍ ‌‍‌‌‌ ‍‌​‍‌‌​ ​ ‌​‌​​‍‌‌​ ​ ‌​‌​​‍‌‌​ ​‍​ ​‍​ ​​‌‍‌‍​ ‍‌​ ​​‌‍‌​​ ‌‌​ ‍‌‌‍‌​​ ​‍‌‍‌‍​ ‍​​ ‍‌​‍‌‌​ ​‍​ ​‍​‍‌‌​ ‌‌‌​‌​​‍ ‍‌‍​ ‌‍‍​‌‍‍‌‌‍ ​‌‍‌​‌ ​‍‌‍‌‌‌‍ ‍​‍‌‌​ ‌‌‌​​‍‌‌ ‌‍‍ ‌‍‌‌‌ ‍‌​‍‌‌​ ​ ‌​‌​​‍‌‌​ ​ ‌​‌​​‍‌‌​ ​‍​ ​‍‌‍​‍​ ‍​​ ​‍​ ​ ​ ​‌‌‍​ ​ ‌ ‌‍​ ​ ‌‌‌‍​ ​ ‌‌​ ‌‌​‍‌‌​ ​‍​ ​‍​‍‌‌​ ‌‌‌​‌​​‍ ‍‌ ‌​‌‍‌‌‌ ‍​‌ ‌​​‍‌‍‌ ​​‌‍‌‌‌ ​‍‌ ​ ‌ ​​‌‍‌‌‌‍​ ‌ ‌​‌‍‍‌‌ ‌‍‌‍‌‌​ ‌‌ ​​‌ ‌‌‌‍​‍‌‍ ​‌‍‍‌‌ ​ ‌‍‍​‌‍‌‌‌‍‌​​‍​‍‌ ‌
Halla Tómasdóttir​​​​‌ ‍ ​‍​‍‌‍ ‌ ​‍‌‍‍‌‌‍‌ ‌‍‍‌‌‍ ‍​‍​‍​ ‍‍​‍​‍‌ ​ ‌‍​‌‌‍ ‍‌‍‍‌‌ ‌​‌ ‍‌​‍ ‍‌‍‍‌‌‍ ​‍​‍​‍ ​​‍​‍‌‍‍​‌ ​‍‌‍‌‌‌‍‌‍​‍​‍​ ‍‍​‍​‍‌‍‍​‌ ‌​‌ ‌​‌ ​​‌ ​ ​‍ ​‍ ‌‍‌‍‌‍ ‌ ​‍‌ ​ ‌‍‌‌‌ ‌​‌‍‍‌​‍ ‌‌‍‍‌‌ ​ ‌‍ ​‌‍​‌‌‍ ‍‌‍‌​‌ ​ ​‍ ‍‌ ‌‍‌‍‌‌‌ ​‍‌‍​ ‌‍‌‌‌‍ ​​‍ ‍‌‍​‌‌ ​​‌ ​​​‍ ‌ ​ ‌ ‌​‌ ‌‌‌‍‌​‌‍‍‌‌‍ ​‍ ‌‍‍‌‌‍ ‍‌ ‌​‌‍‌‌‌‍ ‍‌ ‌​​‍ ‌‍‌‌‌‍‌​‌‍‍‌‌ ‌​​‍ ‌‍ ‌‌‍ ‌‍‌​‌‍‌‌​ ‌‌ ​​‌ ​‍‌‍‌‌‌ ​ ‌‍‌‌‌‍ ‍‌ ‌​‌‍​‌‌ ‌​‌‍‍‌‌‍ ‌‍ ‍​ ‍ ‌‍‍‌‌‍‌​​ ‌‌‍‍​‌ ‌ ‌​ ‍‌ ​​‌​​‌‌‌‍‍‌ ‌ ‌‍‍‍‌‍‍​‌‍‌​‌‌‌‌‌‍‌‍‌‍‍‍‌‍ ‌‌ ‌‍‌​‍‍‌​ ‌‌‌‍‌‌‍‌‌‌​‍ ‌‍‌ ​ ​​​ ‍ ‌ ‌​‌ ‍‌‌ ​​‌‍‌‌​ ‌‌‍ ‍‌‍‌‌‌ ‌ ‌ ​ ​ ‍ ‌ ​​‌‍​‌‌ ‌​‌‍‍​​ ‌‌ ​​‌‍​‌‌‍‌ ‌‍‌‌‌​​‍‌ ‌‌‌‍‍‌‌‍ ​‌‍‌​‌‍‌‌‌ ​‍​‍‌‌​ ‌‌‌​​‍‌‌ ‌‍‍ ‌‍‌‌‌ ‍‌​‍‌‌​ ​ ‌​‌​​‍‌‌​ ​ ‌​‌​​‍‌‌​ ​‍​ ​‍‌ ​‍‌‍‍‌‌‍​ ‌‍‍​‌ ‌​‌‍‌‌‌ ‍​‌ ‌​​‍ ‌‌‍‍​​ ‍​‌‍​‍​ ‌‌​ ‍‌​ ‌​‌‍​‌‌‍‌‌‌‍‌‌​‍‌‌​ ​‍​ ​‍​‍‌‌​ ‌‌‌​‌​​‍ ‍‌‍​ ‌‍ ‌‍ ‍‌ ‌​‌‍‌‌‌‍ ‍‌ ‌​​‍‌‌​ ‌‌‌​​‍‌‌ ‌‍‍ ‌‍‌‌‌ ‍‌​‍‌‌​ ​ ‌​‌​​‍‌‌​ ​ ‌​‌​​‍‌‌​ ​‍​ ​‍‌‍​ ​ ‍‌‌‍‌​​ ‌​​ ‌‍‌‍​‍‌‍​‌​ ‌‍​ ‌​​ ​ ‌‍​ ‌‍​‍​‍‌‌​ ​‍​ ​‍​‍‌‌​ ‌‌‌​‌​​‍ ‍‌‍​ ‌‍‍​‌‍‍‌‌‍ ​‌‍‌​‌ ​‍‌‍‌‌‌‍ ‍​‍‌‌​ ‌‌‌​​‍‌‌ ‌‍‍ ‌‍‌‌‌ ‍‌​‍‌‌​ ​ ‌​‌​​‍‌‌​ ​ ‌​‌​​‍‌‌​ ​‍​ ​‍‌‍​‍‌‍​ ​ ‌‍​ ​‍​ ‌ ​ ​ ​ ‌ ​ ‍​​ ‌‍​ ‌ ​ ‌ ​ ​ ​‍‌‌​ ​‍​ ​‍​‍‌‌​ ‌‌‌​‌​​‍ ‍‌ ‌​‌‍‌‌‌ ‍​‌ ‌​​ ‌‍​‍‌‍​‌‌ ​ ‌‍‌‌‌‌‌‌‌ ​‍‌‍ ​​ ‌‌‍‍​‌ ‌​‌ ‌​‌ ​​‌ ​ ​‍‌‌​ ​‍‌​‌‍​‍‌‌​ ​‍‌​‌‍‌‍‌‍‌‍ ‌ ​‍‌ ​ ‌‍‌‌‌ ‌​‌‍‍‌​‍ ‌‌‍‍‌‌ ​ ‌‍ ​‌‍​‌‌‍ ‍‌‍‌​‌ ​ ​‍ ‍‌ ‌‍‌‍‌‌‌ ​‍‌‍​ ‌‍‌‌‌‍ ​​‍ ‍‌‍​‌‌ ​​‌ ​​​‍‌‌​ ​‍‌​‌‍‌ ​ ‌ ‌​‌ ‌‌‌‍‌​‌‍‍‌‌‍ ​‍‌‍‌‍‍‌‌‍‌​​ ‌‌‍‍​‌ ‌ ‌​ ‍‌ ​​‌​​‌‌‌‍‍‌ ‌ ‌‍‍‍‌‍‍​‌‍‌​‌‌‌‌‌‍‌‍‌‍‍‍‌‍ ‌‌ ‌‍‌​‍‍‌​ ‌‌‌‍‌‌‍‌‌‌​‍ ‌‍‌ ​ ​​​‍‌‍‌ ‌​‌ ‍‌‌ ​​‌‍‌‌​ ‌‌‍ ‍‌‍‌‌‌ ‌ ‌ ​ ​‍‌‍‌ ​​‌‍​‌‌ ‌​‌‍‍​​ ‌‌ ​​‌‍​‌‌‍‌ ‌‍‌‌‌​​‍‌ ‌‌‌‍‍‌‌‍ ​‌‍‌​‌‍‌‌‌ ​‍​‍‌‌​ ‌‌‌​​‍‌‌ ‌‍‍ ‌‍‌‌‌ ‍‌​‍‌‌​ ​ ‌​‌​​‍‌‌​ ​ ‌​‌​​‍‌‌​ ​‍​ ​‍‌ ​‍‌‍‍‌‌‍​ ‌‍‍​‌ ‌​‌‍‌‌‌ ‍​‌ ‌​​‍ ‌‌‍‍​​ ‍​‌‍​‍​ ‌‌​ ‍‌​ ‌​‌‍​‌‌‍‌‌‌‍‌‌​‍‌‌​ ​‍​ ​‍​‍‌‌​ ‌‌‌​‌​​‍ ‍‌‍​ ‌‍ ‌‍ ‍‌ ‌​‌‍‌‌‌‍ ‍‌ ‌​​‍‌‌​ ‌‌‌​​‍‌‌ ‌‍‍ ‌‍‌‌‌ ‍‌​‍‌‌​ ​ ‌​‌​​‍‌‌​ ​ ‌​‌​​‍‌‌​ ​‍​ ​‍‌‍​ ​ ‍‌‌‍‌​​ ‌​​ ‌‍‌‍​‍‌‍​‌​ ‌‍​ ‌​​ ​ ‌‍​ ‌‍​‍​‍‌‌​ ​‍​ ​‍​‍‌‌​ ‌‌‌​‌​​‍ ‍‌‍​ ‌‍‍​‌‍‍‌‌‍ ​‌‍‌​‌ ​‍‌‍‌‌‌‍ ‍​‍‌‌​ ‌‌‌​​‍‌‌ ‌‍‍ ‌‍‌‌‌ ‍‌​‍‌‌​ ​ ‌​‌​​‍‌‌​ ​ ‌​‌​​‍‌‌​ ​‍​ ​‍‌‍​‍‌‍​ ​ ‌‍​ ​‍​ ‌ ​ ​ ​ ‌ ​ ‍​​ ‌‍​ ‌ ​ ‌ ​ ​ ​‍‌‌​ ​‍​ ​‍​‍‌‌​ ‌‌‌​‌​​‍ ‍‌ ‌​‌‍‌‌‌ ‍​‌ ‌​​‍‌‍‌ ​​‌‍‌‌‌ ​‍‌ ​ ‌ ​​‌‍‌‌‌‍​ ‌ ‌​‌‍‍‌‌ ‌‍‌‍‌‌​ ‌‌ ​​‌ ‌‌‌‍​‍‌‍ ​‌‍‍‌‌ ​ ‌‍‍​‌‍‌‌‌‍‌​​‍​‍‌ ‌
President of Iceland​​​​‌ ‍ ​‍​‍‌‍ ‌ ​‍‌‍‍‌‌‍‌ ‌‍‍‌‌‍ ‍​‍​‍​ ‍‍​‍​‍‌ ​ ‌‍​‌‌‍ ‍‌‍‍‌‌ ‌​‌ ‍‌​‍ ‍‌‍‍‌‌‍ ​‍​‍​‍ ​​‍​‍‌‍‍​‌ ​‍‌‍‌‌‌‍‌‍​‍​‍​ ‍‍​‍​‍‌‍‍​‌ ‌​‌ ‌​‌ ​​‌ ​ ​‍ ​‍ ‌‍‌‍‌‍ ‌ ​‍‌ ​ ‌‍‌‌‌ ‌​‌‍‍‌​‍ ‌‌‍‍‌‌ ​ ‌‍ ​‌‍​‌‌‍ ‍‌‍‌​‌ ​ ​‍ ‍‌ ‌‍‌‍‌‌‌ ​‍‌‍​ ‌‍‌‌‌‍ ​​‍ ‍‌‍​‌‌ ​​‌ ​​​‍ ‌ ​ ‌ ‌​‌ ‌‌‌‍‌​‌‍‍‌‌‍ ​‍ ‌‍‍‌‌‍ ‍‌ ‌​‌‍‌‌‌‍ ‍‌ ‌​​‍ ‌‍‌‌‌‍‌​‌‍‍‌‌ ‌​​‍ ‌‍ ‌‌‍ ‌‍‌​‌‍‌‌​ ‌‌ ​​‌ ​‍‌‍‌‌‌ ​ ‌‍‌‌‌‍ ‍‌ ‌​‌‍​‌‌ ‌​‌‍‍‌‌‍ ‌‍ ‍​ ‍ ‌‍‍‌‌‍‌​​ ‌‌‍‍​‌ ‌ ‌​ ‍‌ ​​‌​​‌‌‌‍‍‌ ‌ ‌‍‍‍‌‍‍​‌‍‌​‌‌‌‌‌‍‌‍‌‍‍‍‌‍ ‌‌ ‌‍‌​‍‍‌​ ‌‌‌‍‌‌‍‌‌‌​‍ ‌‍‌ ​ ​​​ ‍ ‌ ‌​‌ ‍‌‌ ​​‌‍‌‌​ ‌‌‍ ‍‌‍‌‌‌ ‌ ‌ ​ ​ ‍ ‌ ​​‌‍​‌‌ ‌​‌‍‍​​ ‌‌ ​​‌‍​‌‌‍‌ ‌‍‌‌‌​​‍‌ ‌‌‌‍‍‌‌‍ ​‌‍‌​‌‍‌‌‌ ​‍​‍‌‌​ ‌‌‌​​‍‌‌ ‌‍‍ ‌‍‌‌‌ ‍‌​‍‌‌​ ​ ‌​‌​​‍‌‌​ ​ ‌​‌​​‍‌‌​ ​‍​ ​‍‌ ​‍‌‍‍‌‌‍​ ‌‍‍​‌ ‌​‌‍‌‌‌ ‍​‌ ‌​​‍ ‌‌‍‍​​ ‍​‌‍​‍​ ‌‌​ ‍‌​ ‌​‌‍​‌‌‍‌‌‌‍‌‌​‍‌‌​ ​‍​ ​‍​‍‌‌​ ‌‌‌​‌​​‍ ‍‌‍​ ‌‍ ‌‍ ‍‌ ‌​‌‍‌‌‌‍ ‍‌ ‌​​‍‌‌​ ‌‌‌​​‍‌‌ ‌‍‍ ‌‍‌‌‌ ‍‌​‍‌‌​ ​ ‌​‌​​‍‌‌​ ​ ‌​‌​​‍‌‌​ ​‍​ ​‍‌‍​ ​ ​​​ ‌ ‌‍​‍​ ​‌‌‍‌‌‌‍​ ​ ‌‌​ ‍​​ ‌‍​ ​ ​ ​‌​‍‌‌​ ​‍​ ​‍​‍‌‌​ ‌‌‌​‌​​‍ ‍‌‍​ ‌‍‍​‌‍‍‌‌‍ ​‌‍‌​‌ ​‍‌‍‌‌‌‍ ‍​‍‌‌​ ‌‌‌​​‍‌‌ ‌‍‍ ‌‍‌‌‌ ‍‌​‍‌‌​ ​ ‌​‌​​‍‌‌​ ​ ‌​‌​​‍‌‌​ ​‍​ ​‍‌‍​ ‌‍​ ​ ​​‌‍‌‍​ ‌ ​ ‌​‌‍‌‍​ ‌ ​ ​​​ ​ ​ ‌​​ ​‌​‍‌‌​ ​‍​ ​‍​‍‌‌​ ‌‌‌​‌​​‍ ‍‌ ‌​‌‍‌‌‌ ‍​‌ ‌​​ ‌‍​‍‌‍​‌‌ ​ ‌‍‌‌‌‌‌‌‌ ​‍‌‍ ​​ ‌‌‍‍​‌ ‌​‌ ‌​‌ ​​‌ ​ ​‍‌‌​ ​‍‌​‌‍​‍‌‌​ ​‍‌​‌‍‌‍‌‍‌‍ ‌ ​‍‌ ​ ‌‍‌‌‌ ‌​‌‍‍‌​‍ ‌‌‍‍‌‌ ​ ‌‍ ​‌‍​‌‌‍ ‍‌‍‌​‌ ​ ​‍ ‍‌ ‌‍‌‍‌‌‌ ​‍‌‍​ ‌‍‌‌‌‍ ​​‍ ‍‌‍​‌‌ ​​‌ ​​​‍‌‌​ ​‍‌​‌‍‌ ​ ‌ ‌​‌ ‌‌‌‍‌​‌‍‍‌‌‍ ​‍‌‍‌‍‍‌‌‍‌​​ ‌‌‍‍​‌ ‌ ‌​ ‍‌ ​​‌​​‌‌‌‍‍‌ ‌ ‌‍‍‍‌‍‍​‌‍‌​‌‌‌‌‌‍‌‍‌‍‍‍‌‍ ‌‌ ‌‍‌​‍‍‌​ ‌‌‌‍‌‌‍‌‌‌​‍ ‌‍‌ ​ ​​​‍‌‍‌ ‌​‌ ‍‌‌ ​​‌‍‌‌​ ‌‌‍ ‍‌‍‌‌‌ ‌ ‌ ​ ​‍‌‍‌ ​​‌‍​‌‌ ‌​‌‍‍​​ ‌‌ ​​‌‍​‌‌‍‌ ‌‍‌‌‌​​‍‌ ‌‌‌‍‍‌‌‍ ​‌‍‌​‌‍‌‌‌ ​‍​‍‌‌​ ‌‌‌​​‍‌‌ ‌‍‍ ‌‍‌‌‌ ‍‌​‍‌‌​ ​ ‌​‌​​‍‌‌​ ​ ‌​‌​​‍‌‌​ ​‍​ ​‍‌ ​‍‌‍‍‌‌‍​ ‌‍‍​‌ ‌​‌‍‌‌‌ ‍​‌ ‌​​‍ ‌‌‍‍​​ ‍​‌‍​‍​ ‌‌​ ‍‌​ ‌​‌‍​‌‌‍‌‌‌‍‌‌​‍‌‌​ ​‍​ ​‍​‍‌‌​ ‌‌‌​‌​​‍ ‍‌‍​ ‌‍ ‌‍ ‍‌ ‌​‌‍‌‌‌‍ ‍‌ ‌​​‍‌‌​ ‌‌‌​​‍‌‌ ‌‍‍ ‌‍‌‌‌ ‍‌​‍‌‌​ ​ ‌​‌​​‍‌‌​ ​ ‌​‌​​‍‌‌​ ​‍​ ​‍‌‍​ ​ ​​​ ‌ ‌‍​‍​ ​‌‌‍‌‌‌‍​ ​ ‌‌​ ‍​​ ‌‍​ ​ ​ ​‌​‍‌‌​ ​‍​ ​‍​‍‌‌​ ‌‌‌​‌​​‍ ‍‌‍​ ‌‍‍​‌‍‍‌‌‍ ​‌‍‌​‌ ​‍‌‍‌‌‌‍ ‍​‍‌‌​ ‌‌‌​​‍‌‌ ‌‍‍ ‌‍‌‌‌ ‍‌​‍‌‌​ ​ ‌​‌​​‍‌‌​ ​ ‌​‌​​‍‌‌​ ​‍​ ​‍‌‍​ ‌‍​ ​ ​​‌‍‌‍​ ‌ ​ ‌​‌‍‌‍​ ‌ ​ ​​​ ​ ​ ‌​​ ​‌​‍‌‌​ ​‍​ ​‍​‍‌‌​ ‌‌‌​‌​​‍ ‍‌ ‌​‌‍‌‌‌ ‍​‌ ‌​​‍‌‍‌ ​​‌‍‌‌‌ ​‍‌ ​ ‌ ​​‌‍‌‌‌‍​ ‌ ‌​‌‍‍‌‌ ‌‍‌‍‌‌​ ‌‌ ​​‌ ‌‌‌‍​‍‌‍ ​‌‍‍‌‌ ​ ‌‍‍​‌‍‌‌‌‍‌​​‍​‍‌ ‌
Fleiri fréttir